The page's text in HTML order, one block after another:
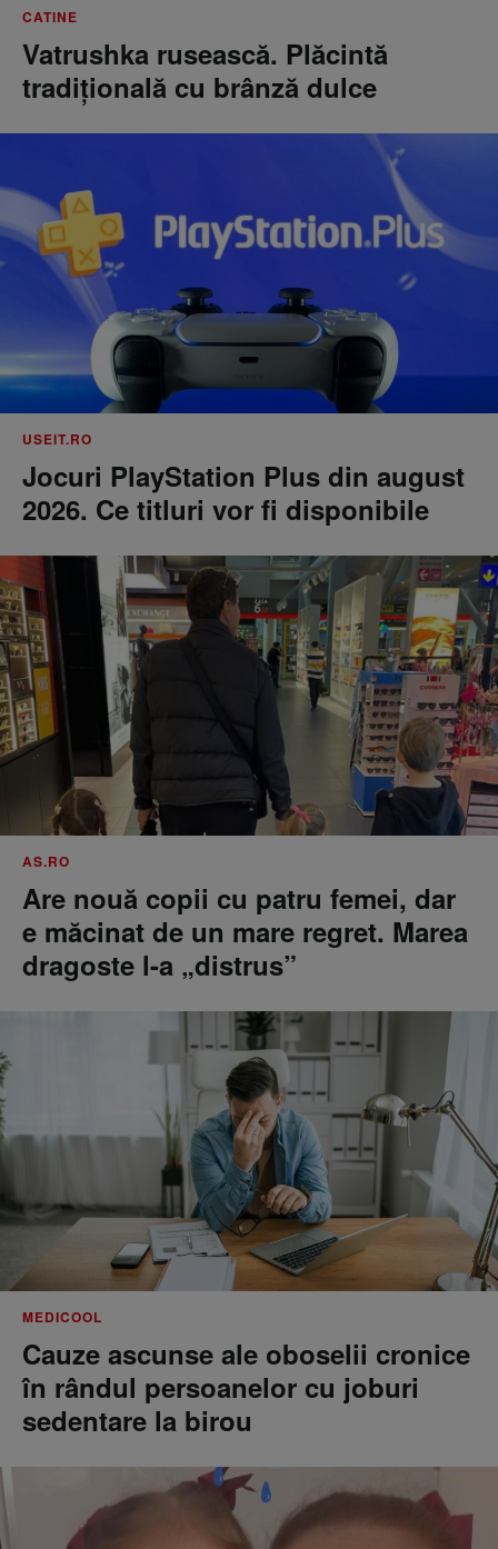
CATINE
Vatrushka rusească. Plăcintă
tradițională cu brânză dulce
USEIT.RO
Jocuri PlayStation Plus din august
2026. Ce titluri vor fi disponibile
AS.RO
Are nouă copii cu patru femei, dar
e măcinat de un mare regret. Marea
dragoste l-a „distrus”
MEDICOOL
Cauze ascunse ale oboselii cronice
în rândul persoanelor cu joburi
sedentare la birou